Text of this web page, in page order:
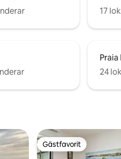
17
Praia
24
Gästfavorit
Gästfavorit